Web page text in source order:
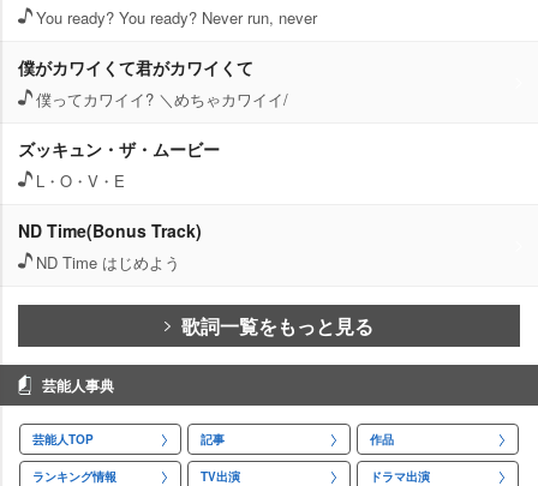
You ready? You ready? Never run, never
僕がカワイくて君がカワイくて
僕ってカワイイ? ＼めちゃカワイイ/
ズッキュン・ザ・ムービー
L・O・V・E
ND Time(Bonus Track)
ND Time はじめよう
歌詞一覧をもっと見る
芸能人事典
芸能人TOP 記事 作品
ランキング情報 TV出演 ドラマ出演